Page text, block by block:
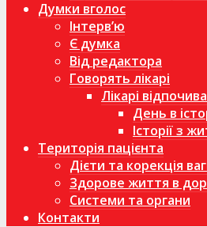
Думки вголос
Інтерв’ю
Є думка
Від редактора
Говорять лікарі
Лікарі
День в
Історії з
Територія пацієнта
Дієти та корекція
Здорове життя в
Системи та органи
Контакти